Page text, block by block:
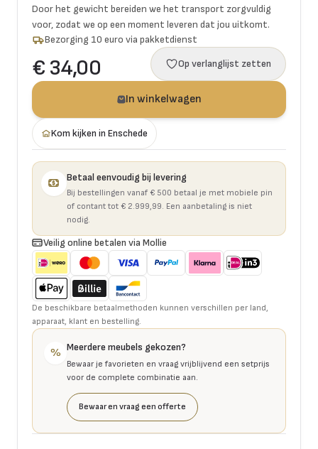
Door het gewicht bereiden we het transport zorgvuldig
voor, zodat we op een moment leveren dat jou uitkomt.
Bezorging 10 euro via pakketdienst
€ 34,00 Op verlanglijst zetten
In winkelwagen
Kom kijken in Enschede
Betaal eenvoudig bij levering
Bij bestellingen vanaf € 500 betaal je met mobiele pin
of contant tot € 2.999,99. Een aanbetaling is niet
nodig.
Veilig online betalen via Mollie
De beschikbare betaalmethoden kunnen verschillen per land,
apparaat, klant en bestelling.
% Meerdere meubels gekozen?
Bewaar je favorieten en vraag vrijblijvend een setprijs
voor de complete combinatie aan.
Bewaar en vraag een offerte